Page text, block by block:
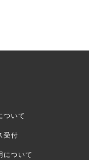
ついて
受付
について